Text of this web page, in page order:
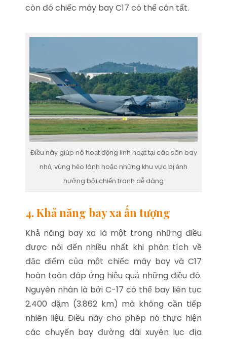
còn đó chiếc máy bay C17 có thể cân tất.
Điều này giúp nó hoạt động linh hoạt tại các sân bay
nhỏ, vùng hẻo lánh hoặc những khu vực bị ảnh
hưởng bởi chiến tranh dễ dàng
4. Khả năng bay xa ấn tượng
Khả năng bay xa là một trong những điều
được nói đến nhiều nhất khi phân tích về
đặc điểm của một chiếc máy bay và C17
hoàn toàn đáp ứng hiệu quả những điều đó.
Nguyên nhân là bởi C-17 có thể bay liên tục
2.400 dặm (3.862 km) mà không cần tiếp
nhiên liệu. Điều này cho phép nó thực hiện
các chuyến bay đường dài xuyên lục địa